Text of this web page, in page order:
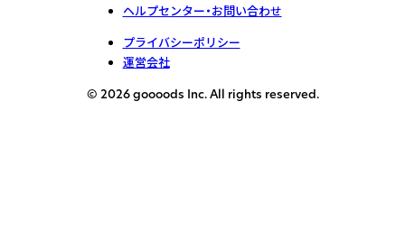
ヘルプセンター・お問い合わせ
プライバシーポリシー
運営会社
© 2026 goooods Inc. All rights reserved.